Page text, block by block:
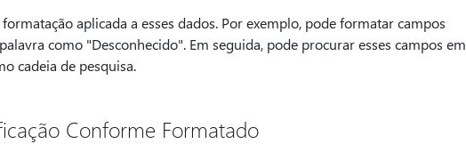
aplicada a esses dados. Por exemplo, pode formatar campos
como "Desconhecido". Em seguida, pode procurar esses campos em
cadeia de pesquisa.
Conforme Formatado